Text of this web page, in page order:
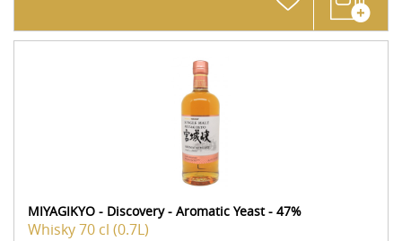
MIYAGIKYO - Discovery - Aromatic Yeast - 47%
Whisky70 cl (0.7L)